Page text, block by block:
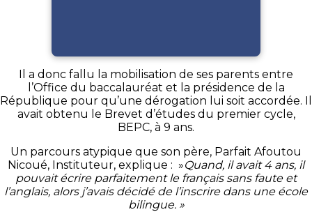
Il a donc fallu la mobilisation de ses parents entre
l’Office du baccalauréat et la présidence de la
République pour qu’une dérogation lui soit accordée. Il
avait obtenu le Brevet d’études du premier cycle,
BEPC, à 9 ans.
Un parcours atypique que son père, Parfait Afoutou
Nicoué, Instituteur, explique : »Quand, il avait 4 ans, il
pouvait écrire parfaitement le français sans faute et
l’anglais, alors j’avais décidé de l’inscrire dans une école
bilingue. »